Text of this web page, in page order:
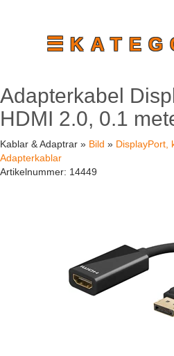
Adapterkabel
HDMI 2.0, 0.1
Kablar & Adaptrar » Bild » DisplayPort,
Adapterkablar
Artikelnummer: 14449